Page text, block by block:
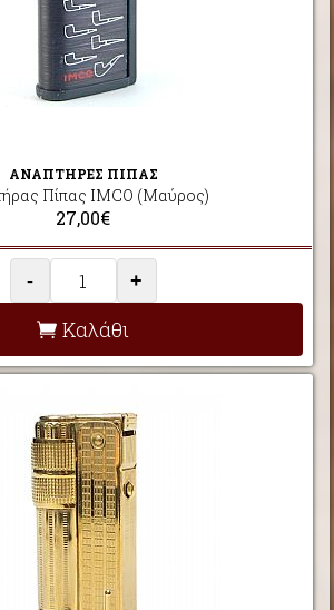
ΑΝΑΠΤΗΡΕΣ ΠΙΠΑΣ
Πίπας IMCO (Μαύρος)
27,00€
- +
Καλάθι